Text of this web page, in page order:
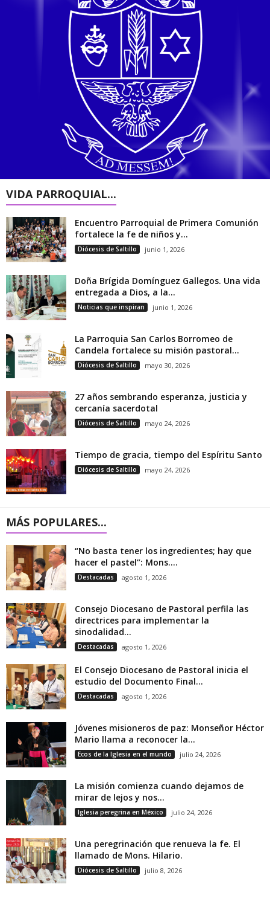
VIDA PARROQUIAL...
Encuentro Parroquial de Primera Comunión
fortalece la fe de niños y...
Diócesis de Saltillo junio 1, 2026
Doña Brígida Domínguez Gallegos. Una vida
entregada a Dios, a la...
Noticias que inspiran junio 1, 2026
La Parroquia San Carlos Borromeo de
Candela fortalece su misión pastoral...
Diócesis de Saltillo mayo 30, 2026
27 años sembrando esperanza, justicia y
cercanía sacerdotal
Diócesis de Saltillo mayo 24, 2026
Tiempo de gracia, tiempo del Espíritu Santo
Diócesis de Saltillo mayo 24, 2026
MÁS POPULARES...
“No basta tener los ingredientes; hay que
hacer el pastel”: Mons....
Destacadas agosto 1, 2026
Consejo Diocesano de Pastoral perfila las
directrices para implementar la
sinodalidad...
Destacadas agosto 1, 2026
El Consejo Diocesano de Pastoral inicia el
estudio del Documento Final...
Destacadas agosto 1, 2026
Jóvenes misioneros de paz: Monseñor Héctor
Mario llama a reconocer la...
Ecos de la Iglesia en el mundo julio 24, 2026
La misión comienza cuando dejamos de
mirar de lejos y nos...
Iglesia peregrina en México julio 24, 2026
Una peregrinación que renueva la fe. El
llamado de Mons. Hilario.
Diócesis de Saltillo julio 8, 2026